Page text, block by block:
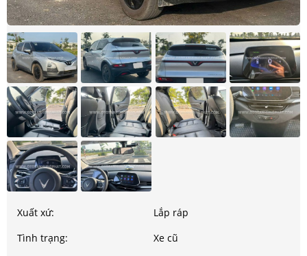
Xuất xứ:
Lắp ráp
Tình trạng:
Xe cũ